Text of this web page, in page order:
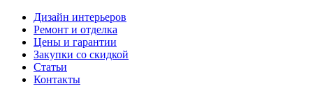
Дизайн интерьеров
Ремонт и отделка
Цены и гарантии
Закупки со скидкой
Статьи
Контакты